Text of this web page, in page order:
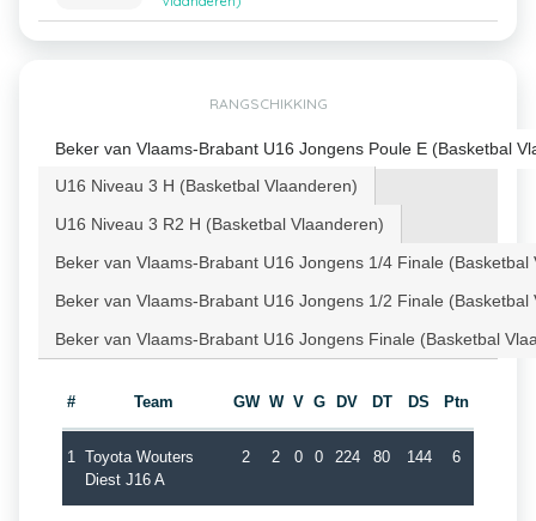
RANGSCHIKKING
Beker van Vlaams-Brabant U16 Jongens Poule E (Basketbal
U16 Niveau 3 H (Basketbal Vlaanderen)
U16 Niveau 3 R2 H (Basketbal Vlaanderen)
Beker van Vlaams-Brabant U16 Jongens 1/4 Finale (Basketbal
Beker van Vlaams-Brabant U16 Jongens 1/2 Finale (Basketbal
Beker van Vlaams-Brabant U16 Jongens Finale (Basketbal
# Team GW W V G DV DT DS Ptn
1 Toyota Wouters
Diest J16 A
2 2 0 0 224 80 144 6